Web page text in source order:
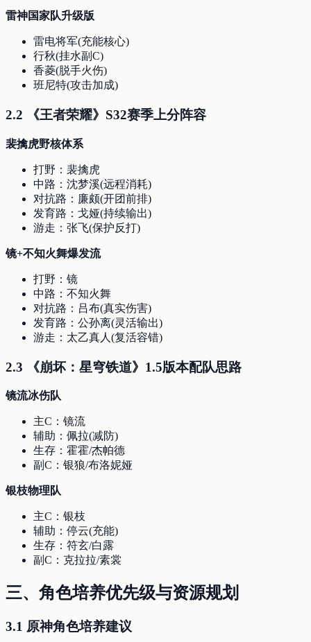
雷神国家队升级版
雷电将军(充能核心)
行秋(挂水副C)
香菱(脱手火伤)
班尼特(攻击加成)
2.2 《王者荣耀》S32赛季上分阵容
裴擒虎野核体系
打野：裴擒虎
中路：沈梦溪(远程消耗)
对抗路：廉颇(开团前排)
发育路：戈娅(持续输出)
游走：张飞(保护反打)
镜+不知火舞爆发流
打野：镜
中路：不知火舞
对抗路：吕布(真实伤害)
发育路：公孙离(灵活输出)
游走：太乙真人(复活容错)
2.3 《崩坏：星穹铁道》1.5版本配队思路
镜流冰伤队
主C：镜流
辅助：佩拉(减防)
生存：霍霍/杰帕德
副C：银狼/布洛妮娅
银枝物理队
主C：银枝
辅助：停云(充能)
生存：符玄/白露
副C：克拉拉/素裳
三、角色培养优先级与资源规划
3.1 原神角色培养建议